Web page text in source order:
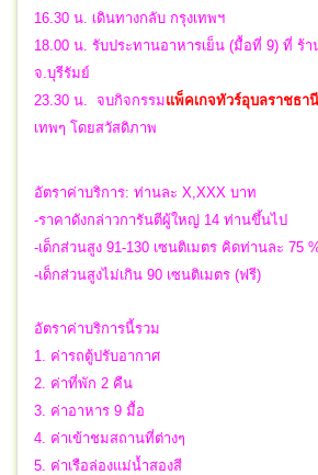
16.30 น. เดินทางกลับ กรุงเทพฯ
18.00 น. รับประทานอาหารเย็น (มื้อที่ 9) ที่ ร้
จ.บุรีรัมย์
23.30 น.
จบกิจกรรมแพ็คเกจทัวร์อุบลราชธานี
เทพๆ โดยสวัสดิภาพ
อัตราค่าบริการ: ท่านละ X,XXX บาท
-ราคาดังกล่าวการันตีผู้ใหญ่ 14 ท่านขึ้นไป
-เด็กส่วนสูง 91-130 เซนติเมตร คิดท่านละ 75
-เด็กส่วนสูงไม่เกิน 90 เซนติเมตร (ฟรี)
อัตราค่าบริการนี้รวม
1. ค่ารถตู้ปรับอากาศ
2. ค่าที่พัก 2 คืน
3. ค่าอาหาร 9 มื้อ
4. ค่าเข้าชมสถานที่ต่างๆ
5. ค่าเรือล่องแม่น้ำสองสี